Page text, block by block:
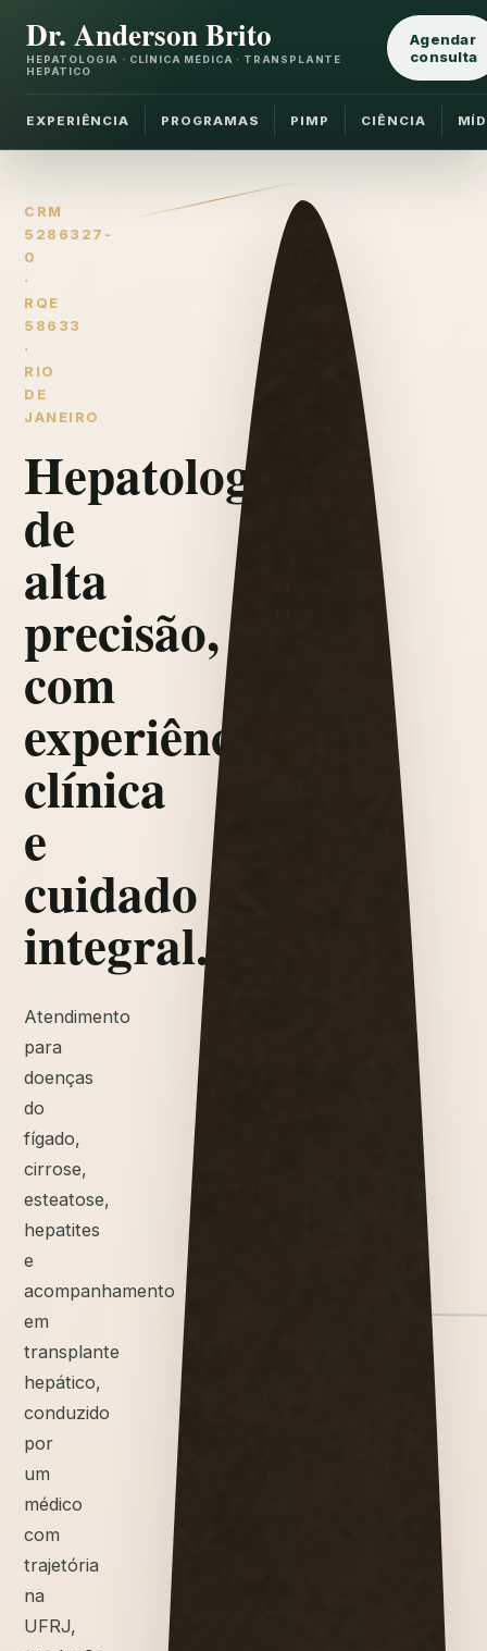
Dr. Anderson Brito
HEPATOLOGIA · CLÍNICA MÉDICA · TRANSPLANTE
HEPÁTICO
EXPERIÊNCIA PROGRAMAS PIMP CIÊNCIA
Agendar
consulta
CRM
5286327-
0
·
RQE
58633
·
RIO
DE
JANEIRO
Hepatologia
de
alta
precisão,
com
experiência
clínica
e
cuidado
integral.
Atendimento
para
doenças
do
fígado,
cirrose,
esteatose,
hepatites
e
acompanhamento
em
transplante
hepático,
conduzido
por
um
médico
com
trajetória
na
UFRJ,